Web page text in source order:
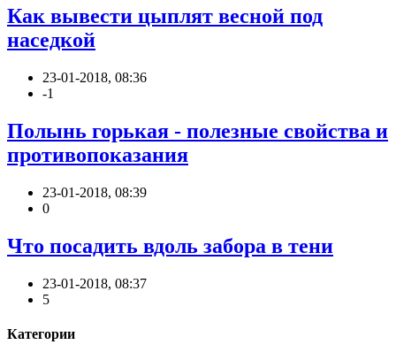
Как вывести цыплят весной под
наседкой
23-01-2018, 08:36
-1
Полынь горькая - полезные свойства и
противопоказания
23-01-2018, 08:39
0
Что посадить вдоль забора в тени
23-01-2018, 08:37
5
Категории